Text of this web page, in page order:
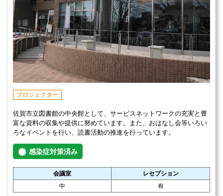
プロジェクター
佐賀市立図書館の中央館として、サービスネットワークの充実と豊
富な資料の収集や提供に努めています。また、おはなし会等いろい
ろなイベントを行い、読書活動の推進を行っています。
感染症対策済み
会議室
レセプション
中
有